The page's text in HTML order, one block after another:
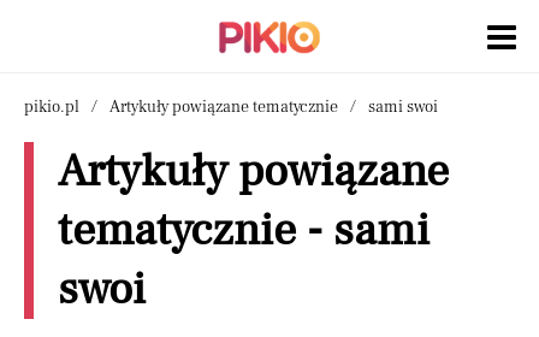
pikio.pl Artykuły powiązane tematycznie sami swoi
Artykuły powiązane
tematycznie - sami
swoi